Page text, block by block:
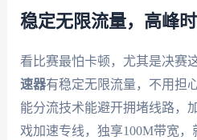
稳定无限流量，高峰
看比赛最怕卡顿，尤其是决赛
速器有稳定无限流量，不用担
能分流技术能避开拥堵线路，
戏加速专线，独享100M带宽，